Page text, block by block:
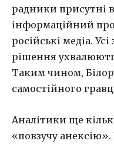
радники присутні
інформаційний
російські медіа.
рішення
Таким чином,
самостійного
Аналітики ще
«повзучу анексію».